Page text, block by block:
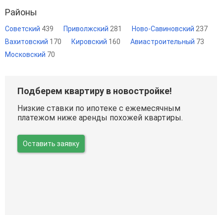
Районы
Советский 439 Приволжский 281 Ново-Савиновский 237
Вахитовский 170 Кировский 160 Авиастроительный 73
Московский 70
Подберем квартиру в новостройке!
Низкие ставки по ипотеке с ежемесячным
платежом ниже аренды похожей квартиры.
Оставить заявку